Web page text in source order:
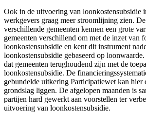
Ook in de uitvoering van loonkostensubsidie
werkgevers graag meer stroomlijning zien.
verschillende gemeenten kennen een grote
gemeenten verschillend om met de inzet van
loonkostensubsidie en kent dit instrument
loonkostensubsidie gebaseerd op
dat gemeenten terughoudend zijn met de
loonkostensubsidie. De
gebundelde uitkering Participatiewet kan hier
grondslag liggen. De afgelopen maanden is
partijen hard gewerkt aan voorstellen ter
uitvoering van loonkostensubsidie.